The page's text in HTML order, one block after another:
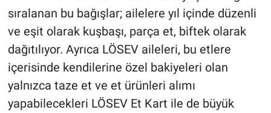
sıralanan bu bağışlar; ailelere yıl içinde düzenli
ve eşit olarak kuşbaşı, parça et, biftek olarak
dağıtılıyor. Ayrıca LÖSEV aileleri, bu etlere
içerisinde kendilerine özel bakiyeleri olan
yalnızca taze et ve et ürünleri alımı
yapabilecekleri LÖSEV Et Kart ile de büyük